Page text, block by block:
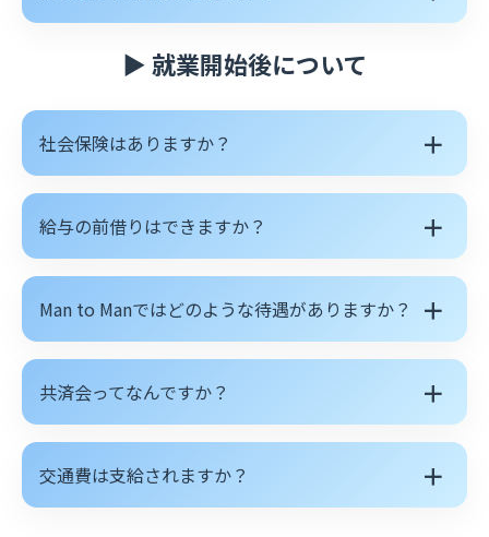
▶ 就業開始後について
社会保険はありますか？ ＋
給与の前借りはできますか？ ＋
Man to Manではどのような待遇がありますか？ ＋
共済会ってなんですか？ ＋
交通費は支給されますか？ ＋